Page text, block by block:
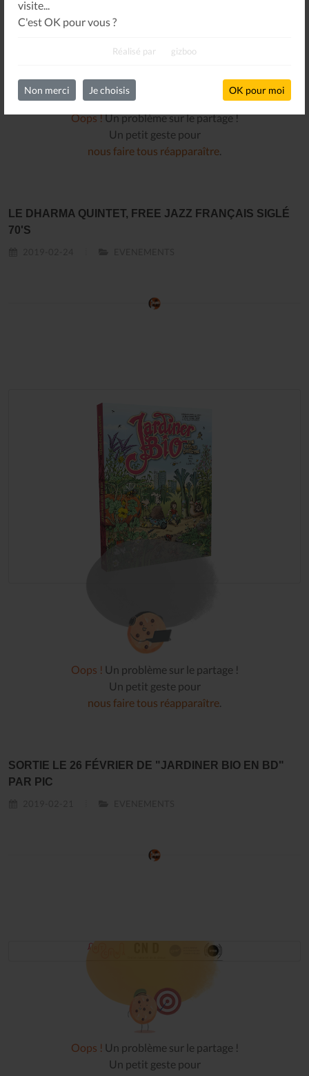
visite...
C'est OK pour vous ?
Réalisé par gizboo
Non merci Je choisis OK pour moi
Oops !Un problème sur le partage !
Un petit geste pour
nous faire tous réapparaître
LE DHARMA QUINTET, FREE JAZZ FRANÇAIS SIGLÉ
70'S
Oops ! Un problème sur le partage !
Un petit geste pour
nous faire tous réapparaître
SORTIE LE 26 FÉVRIER DE "JARDINER BIO EN BD"
PAR PIC
Oops ! Un problème sur le partage !
Un petit geste pour